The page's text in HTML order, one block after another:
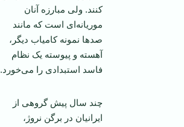
کنند. ولی مبارزه آنان
موريانه‌ای است که مانند
صد‌ها نمونه کامياب ديگر،
آهسته و پيوسته يک نظام
فاسد استبدادی را می‌خورد.
چند سال پيش گروهی از
ايرانيان در برگن نروژ،